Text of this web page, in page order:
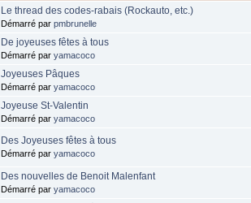
Le thread des codes-rabais (Rockauto, etc.)
Démarré par pmbrunelle
De joyeuses fêtes à tous
Démarré par yamacoco
Joyeuses Pâques
Démarré par yamacoco
Joyeuse St-Valentin
Démarré par yamacoco
Des Joyeuses fêtes à tous
Démarré par yamacoco
Des nouvelles de Benoit Malenfant
Démarré par yamacoco